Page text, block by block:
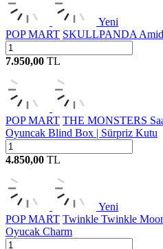
Yeni
POP MART SKULLPANDA Amid
7.950,00 TL
POP MART THE MONSTERS
Oyuncak Blind Box | Sürpriz Kutu
4.850,00 TL
Yeni
POP MART Twinkle Twinkle
Oyucak Charm